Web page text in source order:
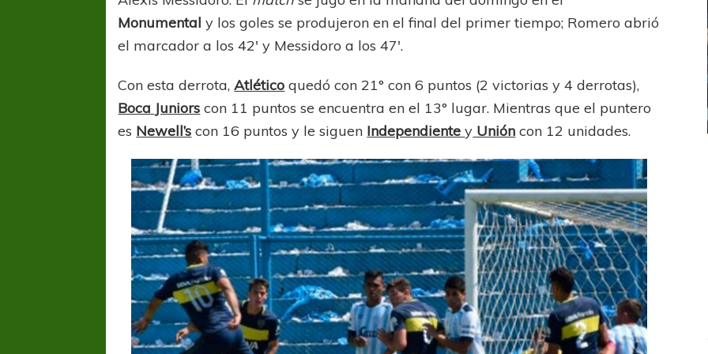
Monumentaly los goles se produjeron en el final del primer tiempo; Romero abrió
el marcador a los 42′ y Messidoro a los 47′.
Con esta derrota,Atlético quedó con 21° con 6 puntos (2 victorias y 4 derrotas),
Boca Juniors con 11 puntos se encuentra en el 13° lugar. Mientras que el puntero
es Newell’s con 16 puntos y le siguen Independientey Unión con 12 unidades.
COPA SUDAMERICANA LANÚS
Sur Defendido
UEFA CHAMPIONS LEAGUE
PSG celebró el bicampeonato
BOCA JUNIORS
COPA LIBERTADORES
Una nueva frustración para Boca